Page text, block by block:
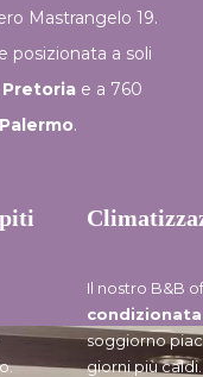
Mastrangelo 19.
posizionata a soli
e a 760
.
Il nostro B&B
condizionata
soggiorno
giorni più caldi.